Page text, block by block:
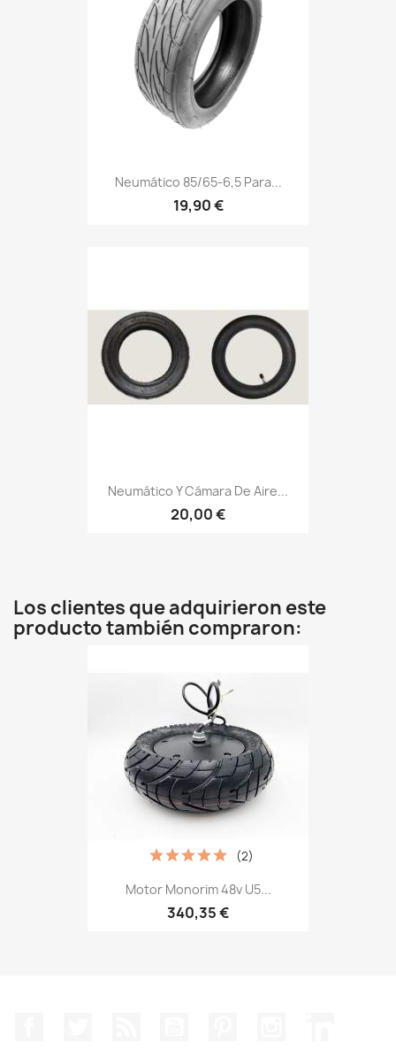
Neumático 85/65-6,5 Para...
19,90 €
Neumático Y Cámara De Aire...
20,00 €
Los clientes que adquirieron este
producto también compraron:
Motor Monorim 48v U5...
340,35 €
(2)